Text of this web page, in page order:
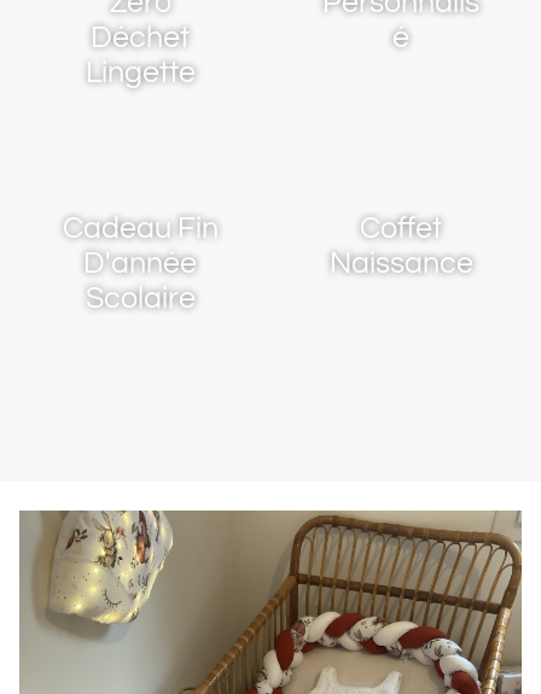
Déchet
Lingette
é
Cadeau Fin
D'année
Scolaire
Coffet
Naissance